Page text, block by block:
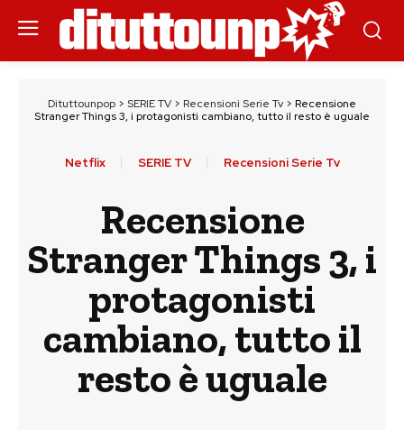
Dituttounpop > SERIE TV > Recensioni Serie Tv > Recensione
Stranger Things 3, i protagonisti cambiano, tutto il resto è uguale
Netflix SERIE TV Recensioni Serie Tv
Recensione
Stranger Things 3, i
protagonisti
cambiano, tutto il
resto è uguale